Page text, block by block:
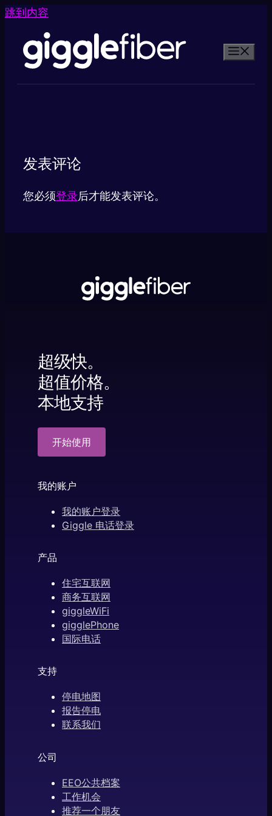
跳到内容
发表评论
您必须登录后才能发表评论。
超级快。
超值价格。
本地支持
开始使用
我的账户
我的账户登录
Giggle 电话登录
产品
住宅互联网
商务互联网
giggleWiFi
gigglePhone
国际电话
支持
停电地图
报告停电
联系我们
公司
EEO公共档案
工作机会
推荐一个朋友